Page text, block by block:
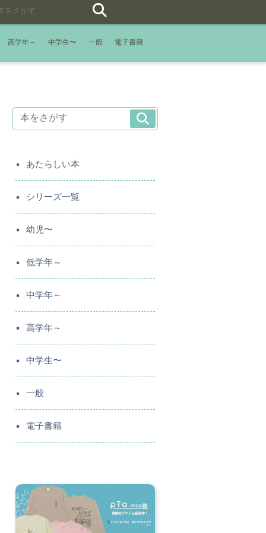
高学年～ 中学生〜 一般 電子書籍
あたらしい本
シリーズ一覧
幼児〜
低学年～
中学年～
高学年～
中学生〜
一般
電子書籍